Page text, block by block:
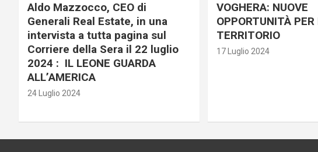
Aldo Mazzocco, CEO di
Generali Real Estate, in una
intervista a tutta pagina sul
Corriere della Sera il 22 luglio
2024 : IL LEONE GUARDA
ALL’AMERICA
24 Luglio 2024
VOGHERA: NUOVE
OPPORTUNITÀ PER
TERRITORIO
17 Luglio 2024